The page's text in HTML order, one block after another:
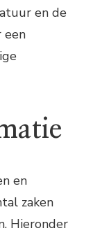
en de
een
en
zaken
Hieronder